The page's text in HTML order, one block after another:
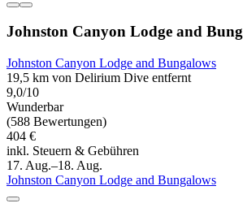
Johnston Canyon Lodge and
Johnston Canyon Lodge and Bungalows
19,5 km von Delirium Dive entfernt
9,0/10
Wunderbar
(588 Bewertungen)
404 €
inkl. Steuern & Gebühren
17. Aug.–18. Aug.
Johnston Canyon Lodge and Bungalows